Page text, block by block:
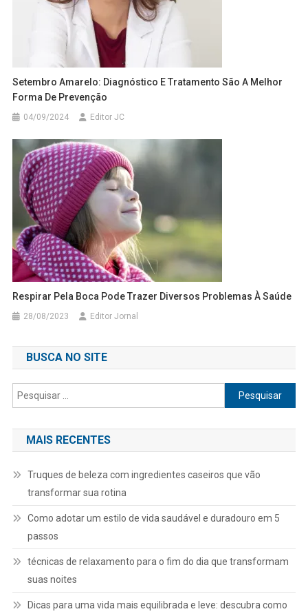
Setembro Amarelo: Diagnóstico E Tratamento São A Melhor
Forma De Prevenção
04/09/2024 Editor JC
Respirar Pela Boca Pode Trazer Diversos Problemas À Saúde
28/08/2023 Editor Jornal
BUSCA NO SITE
Pesquisar
por:
MAIS RECENTES
Truques de beleza com ingredientes caseiros que vão
transformar sua rotina
Como adotar um estilo de vida saudável e duradouro em 5
passos
técnicas de relaxamento para o fim do dia que transformam
suas noites
Dicas para uma vida mais equilibrada e leve: descubra como